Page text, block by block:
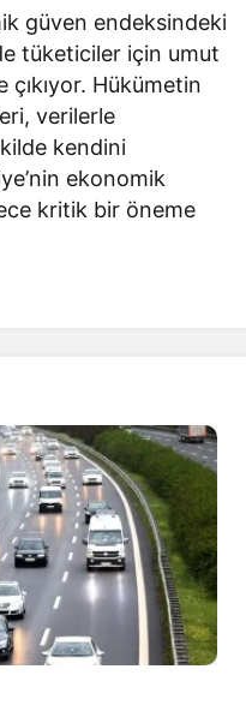
güven endeksindeki
tüketiciler için umut
Hükümetin
verilerle
kendini
ekonomik
kritik bir öneme